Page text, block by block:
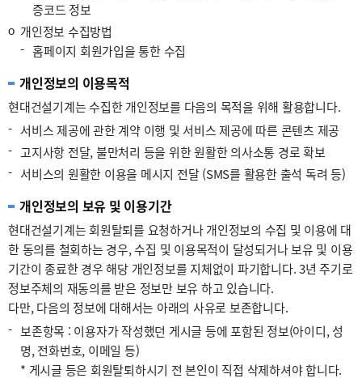
증코드 정보
ο 개인정보 수집방법
- 홈페이지 회원가입을 통한 수집
개인정보의 이용목적
현대건설기계는 수집한 개인정보를 다음의 목적을 위해 활용합니다.
- 서비스 제공에 관한 계약 이행 및 서비스 제공에 따른 콘텐츠 제공
- 고지사항 전달, 불만처리 등을 위한 원활한 의사소통 경로 확보
- 서비스의 원활한 이용을 메시지 전달 (SMS를 활용한 출석 독려 등)
개인정보의 보유 및 이용기간
현대건설기계는 회원탈퇴를 요청하거나 개인정보의 수집 및 이용에 대
한 동의를 철회하는 경우, 수집 및 이용목적이 달성되거나 보유 및 이용
기간이 종료한 경우 해당 개인정보를 지체없이 파기합니다. 3년 주기로
정보주체의 재동의를 받은 정보만 보유 하고 있습니다.
다만, 다음의 정보에 대해서는 아래의 사유로 보존합니다.
- 보존항목 : 이용자가 작성했던 게시글 등에 포함된 정보(아이디, 성
명, 전화번호, 이메일 등)
* 게시글 등은 회원탈퇴하시기 전 본인이 직접 삭제하셔야 합니다.